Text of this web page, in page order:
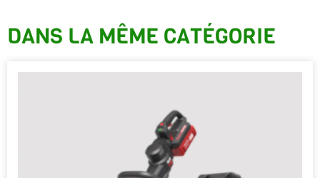
DANS LA MÊME CATÉGORIE